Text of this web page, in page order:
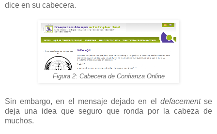
dice en su cabecera.
Figura 2: Cabecera de Confianza Online
Sin embargo, en el mensaje dejado en el defacementse
deja una idea que seguro que ronda por la cabeza de
muchos.